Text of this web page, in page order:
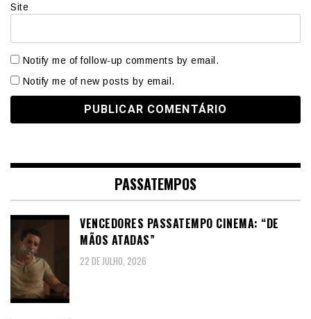
Site
Notify me of follow-up comments by email.
Notify me of new posts by email.
PASSATEMPOS
VENCEDORES PASSATEMPO CINEMA: “DE
MÃOS ATADAS”
22 DE JULHO, 2026